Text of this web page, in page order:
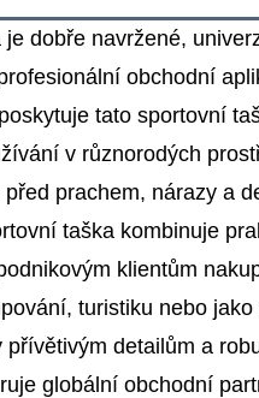
dobře navržené,
obchodní
tato sportovní
v různorodých
prachem, nárazy a
taška kombinuje
klientům
turistiku nebo
detailům a
globální obchodní